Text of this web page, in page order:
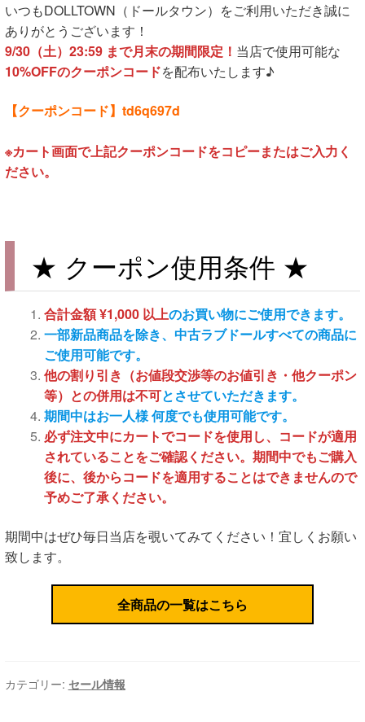
いつもDOLLTOWN（ドールタウン）をご利用いただき誠に
ありがとうございます！
9/30（土）23:59 まで月末の期間限定！ 当店で使用可能な
10%OFFのクーポンコードを配布いたします♪
【クーポンコード】td6q697d
※カート画面で上記クーポンコードをコピーまたはご入力く
ださい。
★ クーポン使用条件 ★
合計金額 ¥1,000 以上のお買い物にご使用できます。
一部新品商品を除き、中古ラブドールすべての商品に
ご使用可能です。
他の割り引き（お値段交渉等のお値引き・他クーポン
等）との併用は不可とさせていただきます。
期間中はお一人様 何度でも使用可能です。
必ず注文中にカートでコードを使用し、コードが適用
されていることをご確認ください。期間中でもご購入
後に、後からコードを適用することはできませんので
予めご了承ください。
期間中はぜひ毎日当店を覗いてみてください！宜しくお願い
致します。
全商品の一覧はこちら
カテゴリー: セール情報